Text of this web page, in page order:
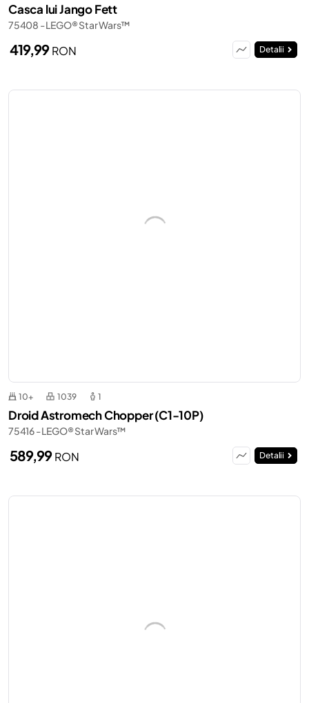
Casca lui Jango Fett
75408 - LEGO® Star Wars™
419,99RON Detalii
10+ 1039 1
Droid Astromech Chopper (C1-10P)
75416 - LEGO® Star Wars™
589,99RON Detalii